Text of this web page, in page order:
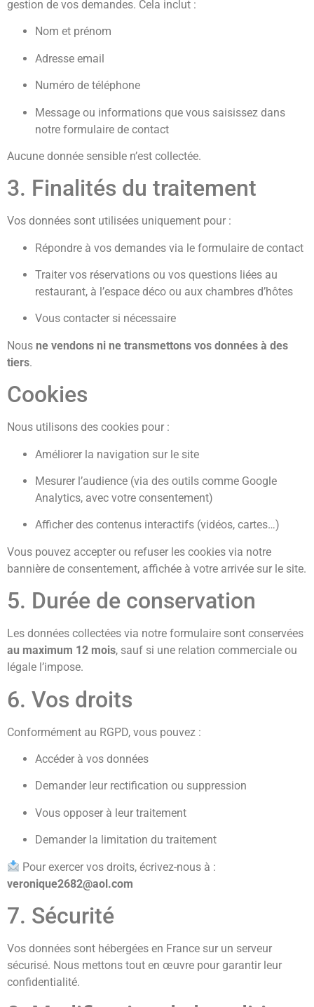
gestion de vos demandes. Cela inclut :
Nom et prénom
Adresse email
Numéro de téléphone
Message ou informations que vous saisissez dans
notre formulaire de contact
Aucune donnée sensible n’est collectée.
3. Finalités du traitement
Vos données sont utilisées uniquement pour :
Répondre à vos demandes via le formulaire de contact
Traiter vos réservations ou vos questions liées au
restaurant, à l’espace déco ou aux chambres d’hôtes
Vous contacter si nécessaire
Nous ne vendons ni ne transmettons vos données à des
tiers.
Cookies
Nous utilisons des cookies pour :
Améliorer la navigation sur le site
Mesurer l’audience (via des outils comme Google
Analytics, avec votre consentement)
Afficher des contenus interactifs (vidéos, cartes…)
Vous pouvez accepter ou refuser les cookies via notre
bannière de consentement, affichée à votre arrivée sur le site.
5. Durée de conservation
Les données collectées via notre formulaire sont conservées
au maximum 12 mois, sauf si une relation commerciale ou
légale l’impose.
6. Vos droits
Conformément au RGPD, vous pouvez :
Accéder à vos données
Demander leur rectification ou suppression
Vous opposer à leur traitement
Demander la limitation du traitement
Pour exercer vos droits, écrivez-nous à :
veronique2682@aol.com
7. Sécurité
Vos données sont hébergées en France sur un serveur
sécurisé. Nous mettons tout en œuvre pour garantir leur
confidentialité.